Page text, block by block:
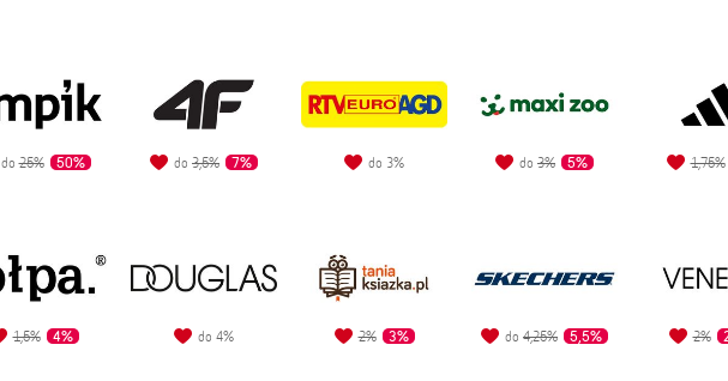
do25% 50% do 3,5% 7% do 3% do 3% 5% 1,75%
1,5% 4% do 4% 2% 3% do 4,25% 5,5% 2%